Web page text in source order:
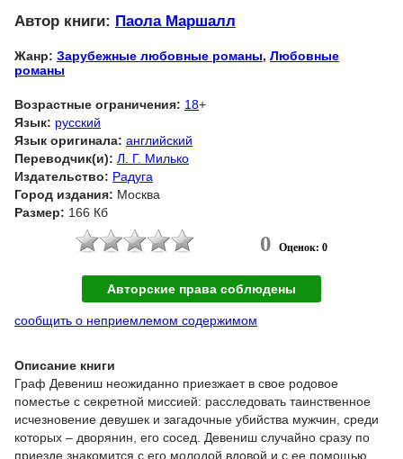
Автор книги: Паола Маршалл
Жанр: Зарубежные любовные романы, Любовные
романы
Возрастные ограничения: 18+
Язык: русский
Язык оригинала: английский
Переводчик(и): Л. Г. Милько
Издательство: Радуга
Город издания: Москва
Размер: 166 Кб
0 Оценок: 0
Авторские права соблюдены
сообщить о неприемлемом содержимом
Описание книги
Граф Девениш неожиданно приезжает в свое родовое
поместье с секретной миссией: расследовать таинственное
исчезновение девушек и загадочные убийства мужчин, среди
которых – дворянин, его сосед. Девениш случайно сразу по
приезде знакомится с его молодой вдовой и с ее помощью